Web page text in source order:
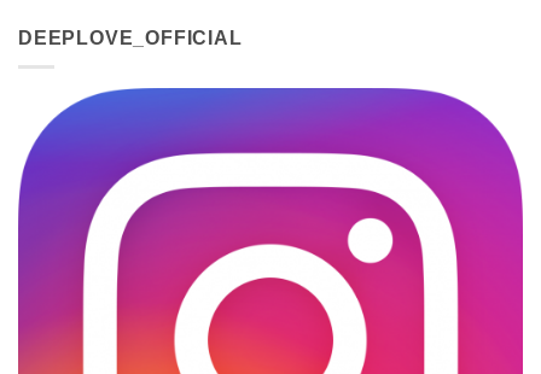
DEEPLOVE_OFFICIAL